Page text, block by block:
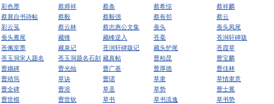
彩色墨
蔡师祥 蔡条 蔡希综
蔡祥麟
蔡襄自书诗帖
蔡毅 蔡毅强 蔡有邻
蔡云
彩云笺
蔡云林 蔡忠惠公文集 蚕头
蚕头凤尾
蚕头雁尾
藏锋 藏峰逆入 苍毫
苍涧轩碑跋
苍佩室墨
藏泉记 苍润轩碑跋记 藏头护尾
苍霞草
苍玉洞宋人题名
苍玉洞题名石刻 藏真帖 曹柏昆
曹宝麟
曹娥碑
曹光灿 曹广基 曹厚德
曹佳林
曹靖筠
草诀 曹珺 草隶
草情隶意
曹全碑
曹溶 草圣 草势
曹士冕
曹世模
曹世钦 草书 草书流逸
草书势